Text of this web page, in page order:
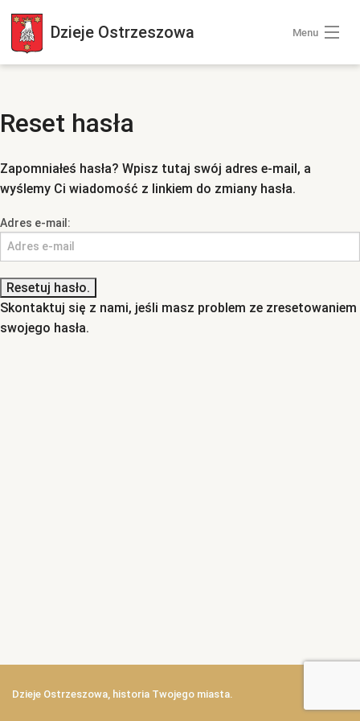
Dzieje Ostrzeszowa Menu
Kategorie zdjęć
+ Dodaj zdjęcia
Reset hasła
Zapomniałeś hasła? Wpisz tutaj swój adres e-mail, a
wyślemy Ci wiadomość z linkiem do zmiany hasła.
Adres e-mail:
Skontaktuj się z nami, jeśli masz problem ze zresetowaniem
swojego hasła.
Dzieje Ostrzeszowa, historia Twojego miasta.